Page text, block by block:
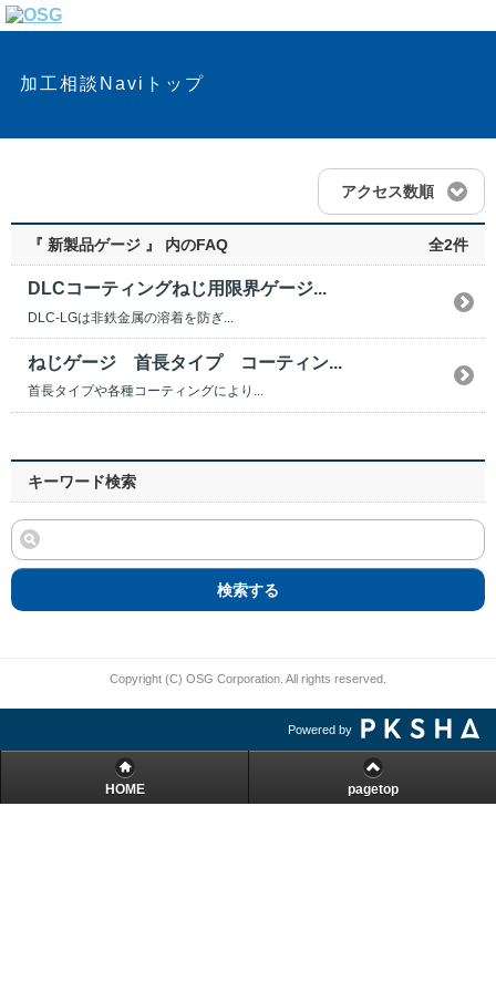
加工相談Naviトップ
アクセス数順
『 新製品ゲージ 』 内のFAQ 全2件
DLCコーティングねじ用限界ゲージ...
DLC-LGは非鉄金属の溶着を防ぎ...
ねじゲージ 首長タイプ コーティン...
首長タイプや各種コーティングにより...
キーワード検索
検索する
Copyright (C) OSG Corporation. All rights reserved.
Powered by
HOME pagetop